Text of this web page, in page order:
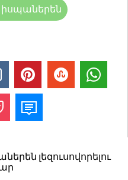
իսպաներեն
լեզուսովորելու